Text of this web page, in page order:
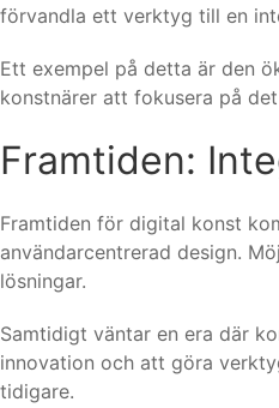
förvandla ett verktyg till en
Ett exempel på detta är den
konstnärer att fokusera på
Framtiden:
Framtiden för digital konst
användarcentrerad design.
lösningar.
Samtidigt väntar en era där
innovation och att göra
tidigare.